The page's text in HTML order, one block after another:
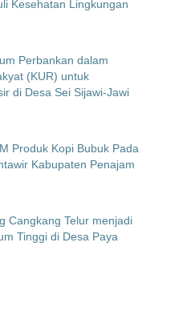
Kesehatan Lingkungan
Perbankan dalam
(KUR) untuk
di Desa Sei Sijawi-Jawi
Produk Kopi Bubuk Pada
Kabupaten Penajam
Cangkang Telur menjadi
Tinggi di Desa Paya